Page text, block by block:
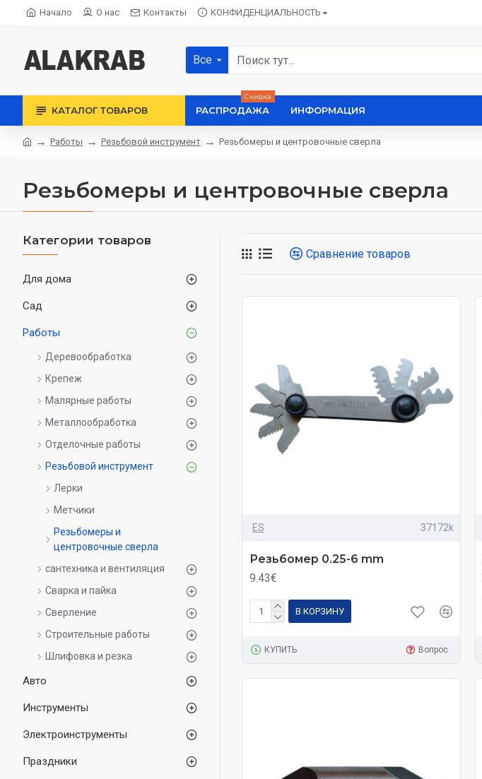
Начало О нас Контакты КОНФИДЕНЦИАЛЬНОСТЬ
Все
КАТАЛОГ ТОВАРОВ РАСПРОДАЖА
Скидка
ИНФОРМАЦИЯ
Работы Резьбовой инструмент Резьбомеpы и центpовочные свеpла
Резьбомеpы и центpовочные свеpла
Категории товаров
Для дома
Сад
Работы
Деревообработка
Крепеж
Малярные работы
Металлообработка
Отделочные работы
Резьбовой инструмент
Леpки
Метчики
Резьбомеpы и
центpовочные свеpла
сантехника и вентиляция
Сварка и пайка
Сверление
Строительные работы
Шлифовка и резка
Авто
Инструменты
Электроинструменты
Праздники
Сравнение товаров
ES 37172k
Резьбомер 0.25-6 mm
9.43€
В КОРЗИНУ
КУПИТЬ Вопрос